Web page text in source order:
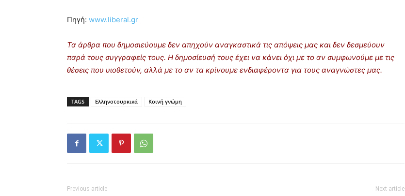
Πηγή: www.liberal.gr
Τα άρθρα που δημοσιεύουμε δεν απηχούν αναγκαστικά τις απόψεις μας και δεν δεσμεύουν
παρά τους συγγραφείς τους. Η δημοσίευσή τους έχει να κάνει όχι με το αν συμφωνούμε με τις
θέσεις που υιοθετούν, αλλά με το αν τα κρίνουμε ενδιαφέροντα για τους αναγνώστες μας.
TAGS Ελληνοτουρκικά Κοινή γνώμη
Previous article Next article